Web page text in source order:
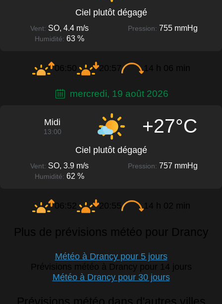
Ciel plutôt dégagé
Vent: SO, 4.4 m/s Pression: 755 mmHg
Humidité: 63 %
06:50 20:57 14 h 06 min
mercredi, 19 août 2026
Midi
13:00 +27°C
Ciel plutôt dégagé
Vent: SO, 3.9 m/s Pression: 757 mmHg
Humidité: 62 %
06:52 20:55 14 h 02 min
Plus de prévisions météo pour Drancy
Météo à Drancy pour 5 jours
Prévisions météo à Drancy pour 14 jours
Météo à Drancy pour 30 jours
Prévisions météo dans d'autres villes